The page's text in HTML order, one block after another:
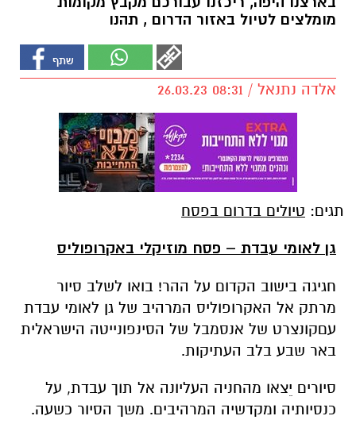
מומלצים לטיול באזור הדרום , תהנו
אלדה נתנאל / 08:31 26.03.23
תגים: טיולים בדרום בפסח
גן לאומי עבדת – פסח מוזיקלי באקרופוליס
חגיגה בישוב הקדום על ההר! בואו לשלב סיור
מרתק אל האקרופוליס המרהיב של גן לאומי עבדת
עםקונצרט של אנסמבל של הסינפונייטה הישראלית
באר שבע בלב העתיקות.
סיורים יֵצאו מהחניה העליונה אל תוך עבדת, על
כנסיותיה ומקדשיה המרהיבים. משך הסיור כשעה.